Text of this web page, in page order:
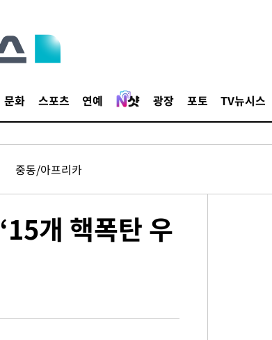
문화 스포츠 연예 광장 포토 TV뉴시스
중동/아프리카
개 핵폭탄 우